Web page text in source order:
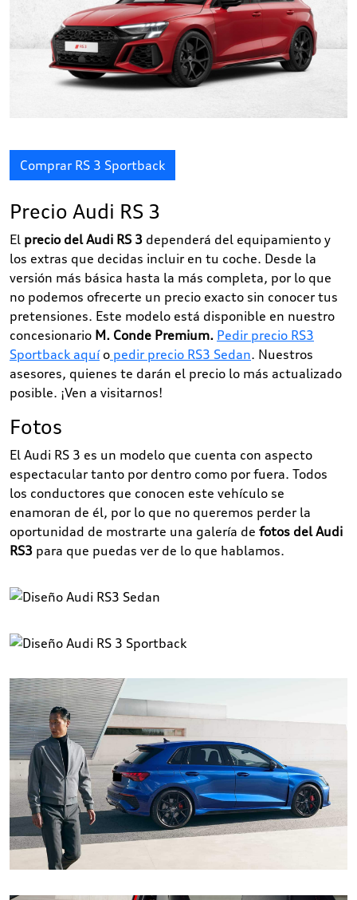
Comprar RS 3 Sportback
Precio Audi RS 3
El precio del Audi RS 3 dependerá del equipamiento y
los extras que decidas incluir en tu coche. Desde la
versión más básica hasta la más completa, por lo que
no podemos ofrecerte un precio exacto sin conocer tus
pretensiones. Este modelo está disponible en nuestro
concesionario M. Conde Premium. Pedir precio RS3
Sportback aquío pedir precio RS3 Sedan. Nuestros
asesores, quienes te darán el precio lo más actualizado
posible. ¡Ven a visitarnos!
Fotos
El Audi RS 3 es un modelo que cuenta con aspecto
espectacular tanto por dentro como por fuera. Todos
los conductores que conocen este vehículo se
enamoran de él, por lo que no queremos perder la
oportunidad de mostrarte una galería de fotos del Audi
RS3 para que puedas ver de lo que hablamos.